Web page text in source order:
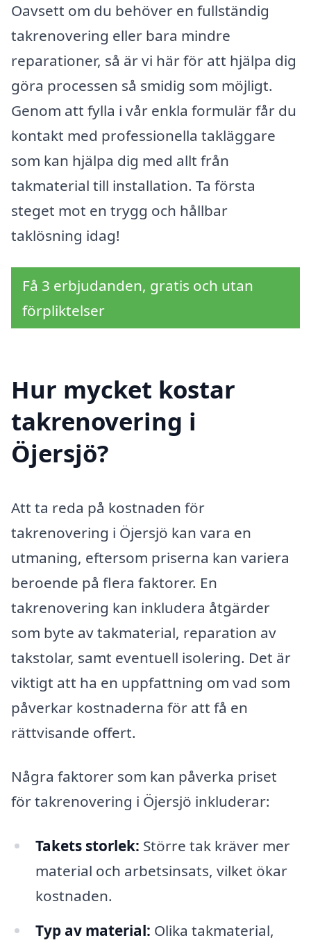
Oavsett om du behöver en fullständig
takrenovering eller bara mindre
reparationer, så är vi här för att hjälpa dig
göra processen så smidig som möjligt.
Genom att fylla i vår enkla formulär får du
kontakt med professionella takläggare
som kan hjälpa dig med allt från
takmaterial till installation. Ta första
steget mot en trygg och hållbar
taklösning idag!
Få 3 erbjudanden, gratis och utan
förpliktelser
Hur mycket kostar
takrenovering i
Öjersjö?
Att ta reda på kostnaden för
takrenovering i Öjersjö kan vara en
utmaning, eftersom priserna kan variera
beroende på flera faktorer. En
takrenovering kan inkludera åtgärder
som byte av takmaterial, reparation av
takstolar, samt eventuell isolering. Det är
viktigt att ha en uppfattning om vad som
påverkar kostnaderna för att få en
rättvisande offert.
Några faktorer som kan påverka priset
för takrenovering i Öjersjö inkluderar:
Takets storlek: Större tak kräver mer
material och arbetsinsats, vilket ökar
kostnaden.
Typ av material: Olika takmaterial,